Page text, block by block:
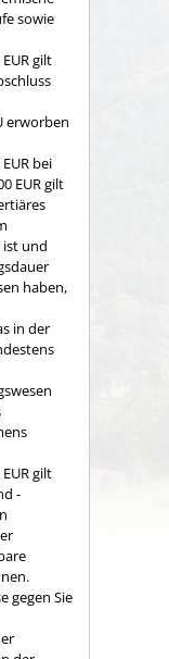
sowie
gilt
erworben
bei
EUR gilt
ist und
haben,
in der
gilt
-
gegen Sie